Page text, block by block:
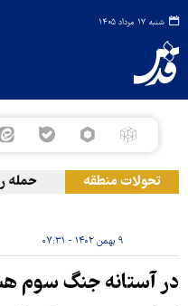
شنبه ۱۷ مرداد ۱۴۰۵
تحولات منطقه حمله
۹ بهمن ۱۴۰۲ - ۰۷:۳۱
در آستانه جنگ سوم